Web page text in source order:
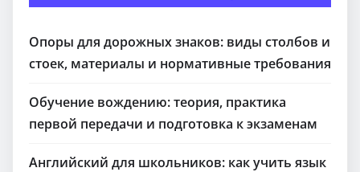
Опоры для дорожных знаков: виды столбов и
стоек, материалы и нормативные требования
Обучение вождению: теория, практика
первой передачи и подготовка к экзаменам
Английский для школьников: как учить язык